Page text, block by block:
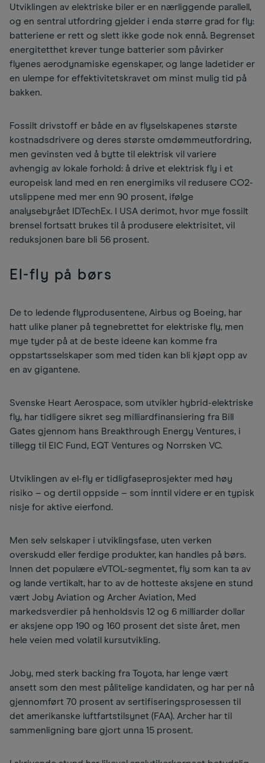
Utviklingen av elektriske biler er en nærliggende parallell,
og en sentral utfordring gjelder i enda større grad for fly:
batteriene er rett og slett ikke gode nok ennå. Begrenset
energitetthet krever tunge batterier som påvirker
flyenes aerodynamiske egenskaper, og lange ladetider er
en ulempe for effektivitetskravet om minst mulig tid på
bakken.
Fossilt drivstoff er både en av flyselskapenes største
kostnadsdrivere og deres største omdømmeutfordring,
men gevinsten ved å bytte til elektrisk vil variere
avhengig av lokale forhold: å drive et elektrisk fly i et
europeisk land med en ren energimiks vil redusere CO2-
utslippene med mer enn 90 prosent, ifølge
analysebyrået IDTechEx. I USA derimot, hvor mye fossilt
brensel fortsatt brukes til å produsere elektrisitet, vil
reduksjonen bare bli 56 prosent.
El-fly på børs
De to ledende flyprodusentene, Airbus og Boeing, har
hatt ulike planer på tegnebrettet for elektriske fly, men
mye tyder på at de beste ideene kan komme fra
oppstartsselskaper som med tiden kan bli kjøpt opp av
en av gigantene.
Svenske Heart Aerospace, som utvikler hybrid-elektriske
fly, har tidligere sikret seg milliardfinansiering fra Bill
Gates gjennom hans Breakthrough Energy Ventures, i
tillegg til EIC Fund, EQT Ventures og Norrsken VC.
Utviklingen av el-fly er tidligfaseprosjekter med høy
risiko – og dertil oppside – som inntil videre er en typisk
nisje for aktive eierfond.
Men selv selskaper i utviklingsfase, uten verken
overskudd eller ferdige produkter, kan handles på børs.
Innen det populære eVTOL-segmentet, fly som kan ta av
og lande vertikalt, har to av de hotteste aksjene en stund
vært Joby Aviation og Archer Aviation, Med
markedsverdier på henholdsvis 12 og 6 milliarder dollar
er aksjene opp 190 og 160 prosent det siste året, men
hele veien med volatil kursutvikling.
Joby, med sterk backing fra Toyota, har lenge vært
ansett som den mest pålitelige kandidaten, og har per nå
gjennomført 70 prosent av sertifiseringsprosessen til
det amerikanske luftfartstilsynet (FAA). Archer har til
sammenligning bare gjort unna 15 prosent.